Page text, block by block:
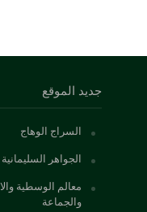
جديد الموقع
السراج الوهاج
الجواهر السليمانية
معالم الوسطية
والجماعة